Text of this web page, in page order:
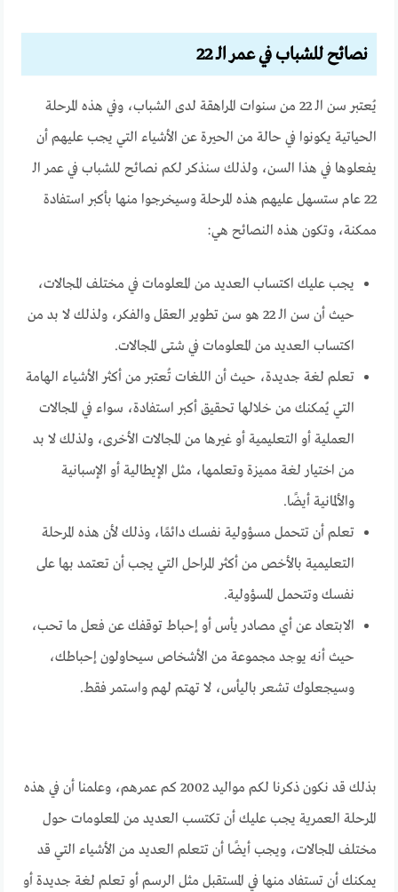
نصائح للشباب في عمر الـ 22
يُعتبر سن الـ 22 من سنوات المراهقة لدى الشباب، وفي هذه المرحلة
الحياتية يكونوا في حالة من الحيرة عن الأشياء التي يجب عليهم أن
يفعلوها في هذا السن، ولذلك سنذكر لكم نصائح للشباب في عمر الـ
22 عام ستسهل عليهم هذه المرحلة وسيخرجوا منها بأكبر استفادة
ممكنة، وتكون هذه النصائح هي:
يجب عليك اكتساب العديد من المعلومات في مختلف المجالات،
حيث أن سن الـ 22 هو سن تطوير العقل والفكر، ولذلك لا بد من
اكتساب العديد من المعلومات في شتى المجالات.
تعلم لغة جديدة، حيث أن اللغات تُعتبر من أكثر الأشياء الهامة
التي يُمكنك من خلالها تحقيق أكبر استفادة، سواء في المجالات
العملية أو التعليمية أو غيرها من المجالات الأخرى، ولذلك لا بد
من اختيار لغة مميزة وتعلمها، مثل الإيطالية أو الإسبانية
والألمانية أيضًا.
تعلم أن تتحمل مسؤولية نفسك دائمًا، وذلك لأن هذه المرحلة
التعليمية بالأخص من أكثر المراحل التي يجب أن تعتمد بها على
نفسك وتتحمل المسؤولية.
الابتعاد عن أي مصادر يأس أو إحباط توقفك عن فعل ما تحب،
حيث أنه يوجد مجموعة من الأشخاص سيحاولون إحباطك،
وسيجعلوك تشعر باليأس، لا تهتم لهم واستمر فقط.
بذلك قد نكون ذكرنا لكم مواليد 2002 كم عمرهم، وعلمنا أن في هذه
المرحلة العمرية يجب عليك أن تكتسب العديد من المعلومات حول
مختلف المجالات، ويجب أيضًا أن تتعلم العديد من الأشياء التي قد
يمكنك أن تستفاد منها في المستقبل مثل الرسم أو تعلم لغة جديدة أو